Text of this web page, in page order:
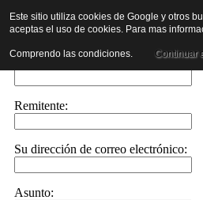
Envíe este enlace a un amigo por
Enviar correo electrónico a::
Remitente:
Su dirección de correo electrónico:
Asunto:
Este sitio utiliza cookies de Google y otros
aceptas el uso de cookies. Para mas
Comprendo las condiciones. Continuar